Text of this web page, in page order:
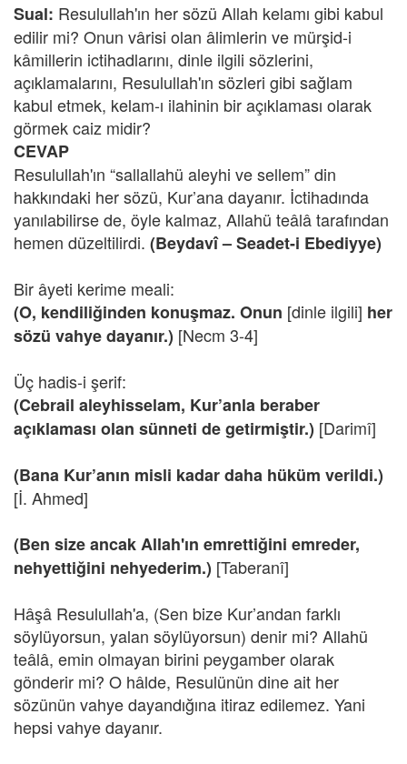
Sual: Resulullah'ın her sözü Allah kelamı gibi kabul
edilir mi? Onun vârisi olan âlimlerin ve mürşid-i
kâmillerin ictihadlarını, dinle ilgili sözlerini,
açıklamalarını, Resulullah'ın sözleri gibi sağlam
kabul etmek, kelam-ı ilahinin bir açıklaması olarak
görmek caiz midir?
CEVAP
Resulullah'ın “sallallahü aleyhi ve sellem” din
hakkındaki her sözü, Kur’ana dayanır. İctihadında
yanılabilirse de, öyle kalmaz, Allahü teâlâ tarafından
hemen düzeltilirdi. (Beydavî – Seadet-i Ebediyye)
Bir âyeti kerime meali:
(O, kendiliğinden konuşmaz. Onun [dinle ilgili] her
sözü vahye dayanır.) [Necm 3-4]
Üç hadis-i şerif:
(Cebrail aleyhisselam, Kur’anla beraber
açıklaması olan sünneti de getirmiştir.) [Darimî]
(Bana Kur’anın misli kadar daha hüküm verildi.)
[İ. Ahmed]
(Ben size ancak Allah'ın emrettiğini emreder,
nehyettiğini nehyederim.) [Taberanî]
Hâşâ Resulullah'a, (Sen bize Kur’andan farklı
söylüyorsun, yalan söylüyorsun) denir mi? Allahü
teâlâ, emin olmayan birini peygamber olarak
gönderir mi? O hâlde, Resulünün dine ait her
sözünün vahye dayandığına itiraz edilemez. Yani
hepsi vahye dayanır.